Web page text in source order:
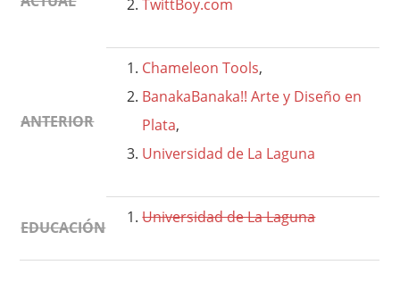
TwittBoy.com
ANTERIOR
Chameleon Tools,
BanakaBanaka!! Arte y Diseño en
Plata,
Universidad de La Laguna
EDUCACIÓN
Universidad de La Laguna